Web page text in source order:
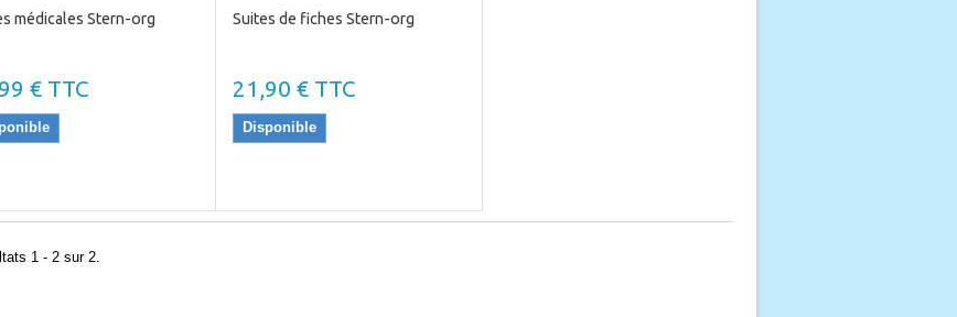
médicales Stern-org
€ TTC
Suites de fiches Stern-org
21,90 € TTC
Disponible
1 - 2 sur 2.